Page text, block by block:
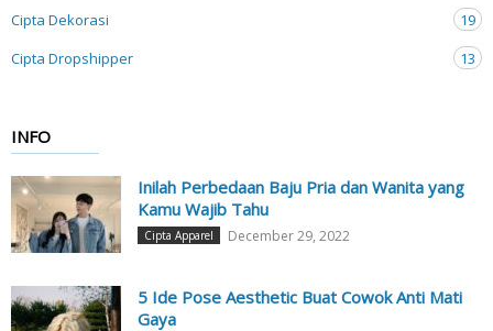
Cipta Dekorasi
19
Cipta Dropshipper
13
INFO
Inilah Perbedaan Baju Pria dan Wanita yang
Kamu Wajib Tahu
Cipta Apparel December 29, 2022
5 Ide Pose Aesthetic Buat Cowok Anti Mati
Gaya